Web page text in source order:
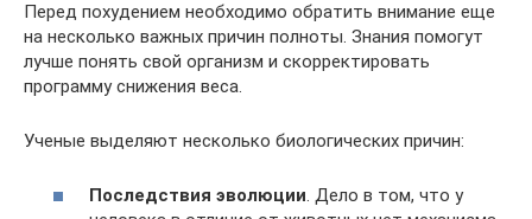
Перед похудением необходимо обратить внимание еще
на несколько важных причин полноты. Знания помогут
лучше понять свой организм и скорректировать
программу снижения веса.
Ученые выделяют несколько биологических причин:
Последствия эволюции. Дело в том, что у